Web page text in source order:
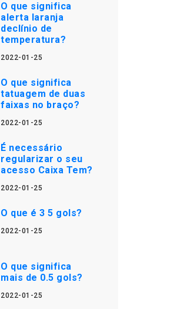
O que significa
alerta laranja
declínio de
temperatura?
2022-01-25
O que significa
tatuagem de duas
faixas no braço?
2022-01-25
É necessário
regularizar o seu
acesso Caixa Tem?
2022-01-25
O que é 3 5 gols?
2022-01-25
O que significa
mais de 0.5 gols?
2022-01-25